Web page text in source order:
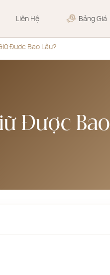
Liên Hệ Bảng Giá
Được Bao Lâu?
Được Bao